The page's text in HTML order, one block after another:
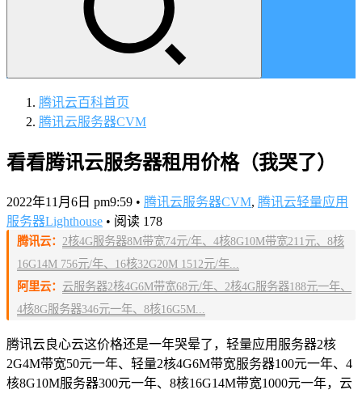
腾讯云百科首页
腾讯云服务器CVM
看看腾讯云服务器租用价格（我哭了）
2022年11月6日 pm9:59 • 腾讯云服务器CVM, 腾讯云轻量应用
服务器Lighthouse • 阅读 178
腾讯云： 2核4G服务器8M带宽74元/年、4核8G10M带宽211元、8核
16G14M 756元/年、16核32G20M 1512元/年...
阿里云： 云服务器2核4G6M带宽68元/年、2核4G服务器188元一年、
4核8G服务器346元一年、8核16G5M...
腾讯云良心云这价格还是一年哭晕了，轻量应用服务器2核
2G4M带宽50元一年、轻量2核4G6M带宽服务器100元一年、4
核8G10M服务器300元一年、8核16G14M带宽1000元一年，云